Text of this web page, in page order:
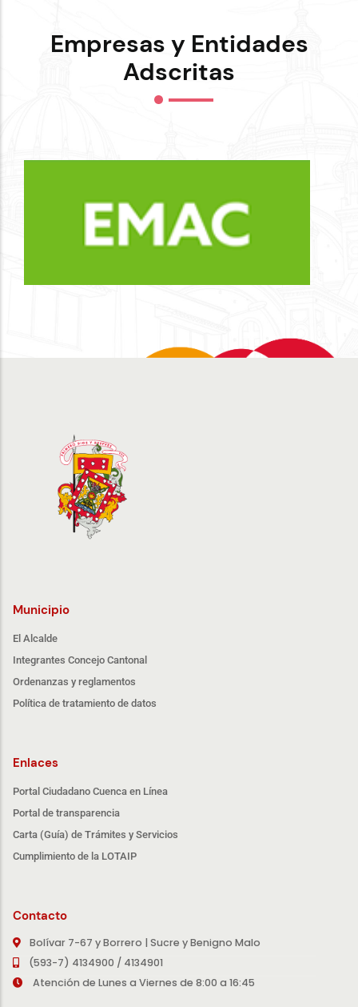
Empresas y Entidades
Adscritas
Municipio
El Alcalde
Integrantes Concejo Cantonal
Ordenanzas y reglamentos
Política de tratamiento de datos
Enlaces
Portal Ciudadano Cuenca en Línea
Portal de transparencia
Carta (Guía) de Trámites y Servicios
Cumplimiento de la LOTAIP
Contacto
Bolívar 7-67 y Borrero | Sucre y Benigno Malo
(593-7) 4134900 / 4134901
Atención de Lunes a Viernes de 8:00 a 16:45